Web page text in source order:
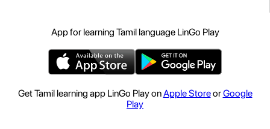
App for learning Tamil language LinGo Play
Get Tamil learning app LinGo Play onApple StoreorGoogle
Play